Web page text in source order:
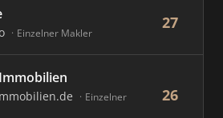
Einzelner Makler
27
Einzelner
26